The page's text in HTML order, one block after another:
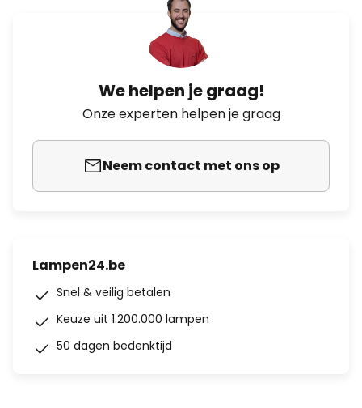
We helpen je graag!
Onze experten helpen je graag
Neem contact met ons op
Lampen24.be
Snel & veilig betalen
Keuze uit 1.200.000 lampen
50 dagen bedenktijd